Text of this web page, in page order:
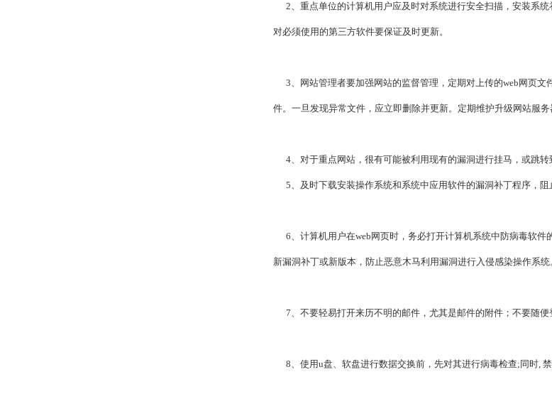
2、重点单位的计算机用户应及时对系统进行安全扫描，安装系统
对必须使用的第三方软件要保证及时更新。
3、网站管理者要加强网站的监督管理，定期对上传的web网页文
件。一旦发现异常文件，应立即删除并更新。定期维护升级网站服
4、对于重点网站，很有可能被利用现有的漏洞进行挂马，或跳转
5、及时下载安装操作系统和系统中应用软件的漏洞补丁程序，阻
6、计算机用户在web网页时，务必打开计算机系统中防病毒软件
新漏洞补丁或新版本，防止恶意木马利用漏洞进行入侵感染操作系统
7、不要轻易打开来历不明的邮件，尤其是邮件的附件；不要随便
8、使用u盘、软盘进行数据交换前，先对其进行病毒检查;同时,